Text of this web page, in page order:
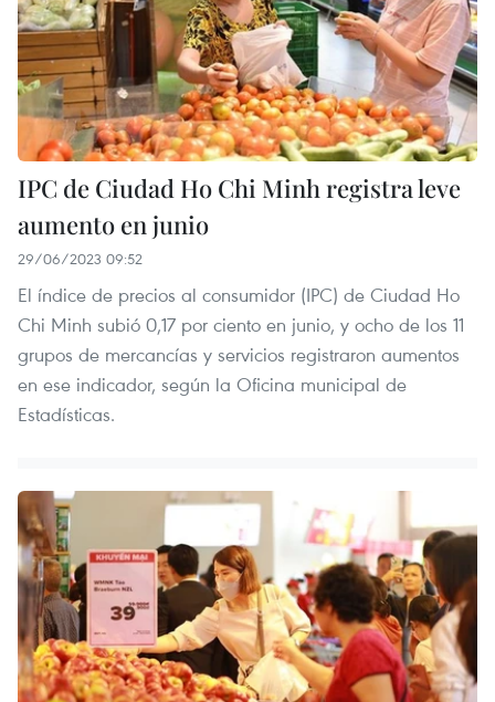
IPC de Ciudad Ho Chi Minh registra leve
aumento en junio
29/06/2023 09:52
El índice de precios al consumidor (IPC) de Ciudad Ho
Chi Minh subió 0,17 por ciento en junio, y ocho de los 11
grupos de mercancías y servicios registraron aumentos
en ese indicador, según la Oficina municipal de
Estadísticas.